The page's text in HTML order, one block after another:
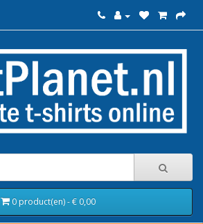
0 product(en) - € 0,00